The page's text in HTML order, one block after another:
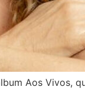
Aos Vivos,